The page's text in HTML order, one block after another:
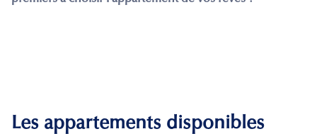
Les appartements disponibles